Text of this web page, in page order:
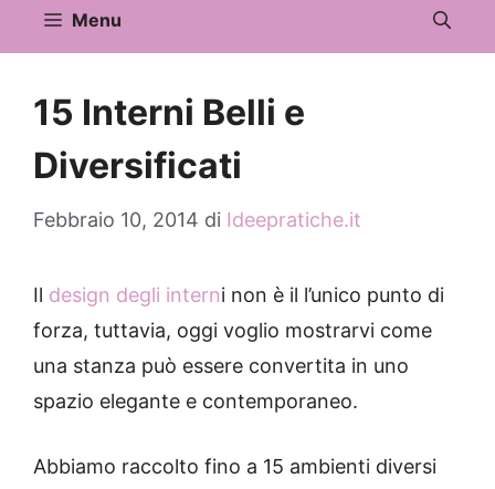
Menu
15 Interni Belli e
Diversificati
Febbraio 10, 2014 di Ideepratiche.it
Il design degli interni non è il l’unico punto di
forza, tuttavia, oggi voglio mostrarvi come
una stanza può essere convertita in uno
spazio elegante e contemporaneo.
Abbiamo raccolto fino a 15 ambienti diversi